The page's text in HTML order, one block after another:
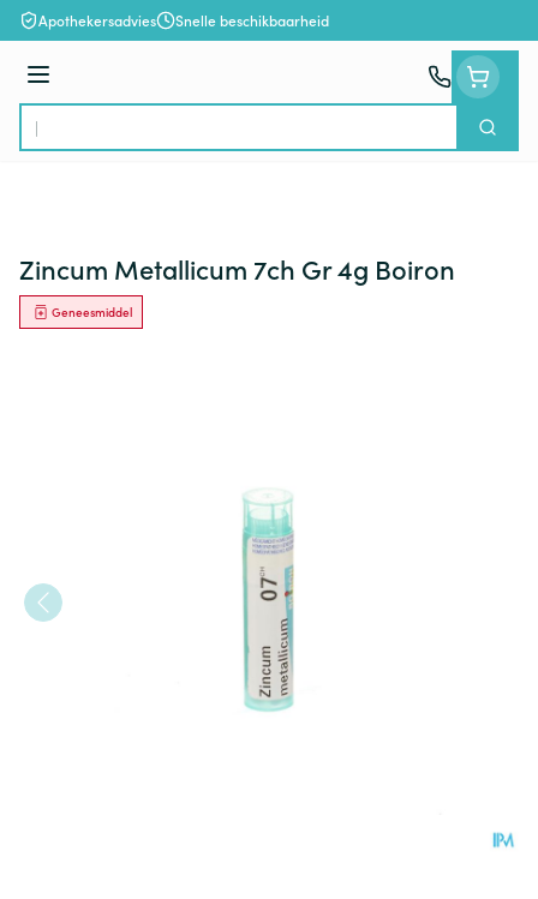
Ga naar de inhoud
Apothekersadvies Snelle beschikbaarheid
Menu
Product, merk, categorie...
Zoek
Zincum Metallicum 7ch Gr 4g Boiron
Geneesmiddel